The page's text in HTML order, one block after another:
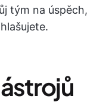
tým na úspěch,